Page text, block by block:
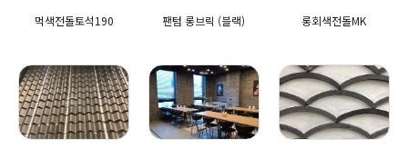
먹색전돌토석190 팬텀 롱브릭 (블랙) 롱회색전돌MK